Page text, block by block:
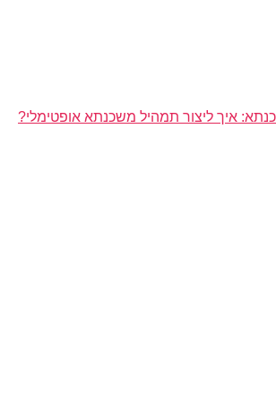
איך ליצור תמהיל משכנתא אופטימלי?